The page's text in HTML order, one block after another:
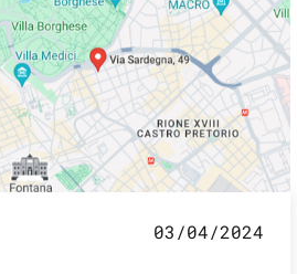
03/04/2024